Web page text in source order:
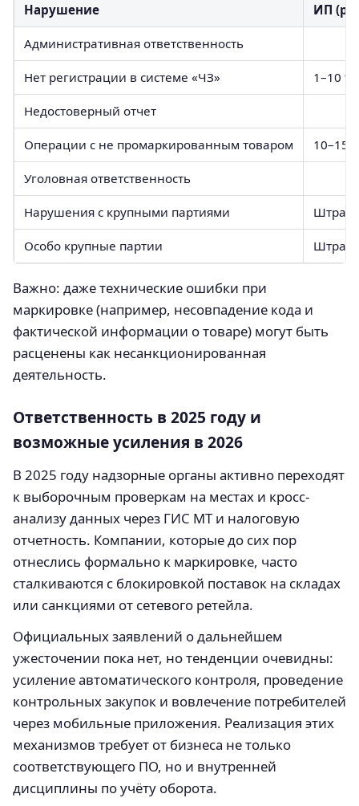
Нарушение ИП
Административная ответственность
Нет регистрации в системе «ЧЗ» 1–10
Недостоверный отчет
Операции с не промаркированным товаром 10–15
Уголовная ответственность
Нарушения с крупными партиями Штраф
Особо крупные партии Штраф
Важно: даже технические ошибки при
маркировке (например, несовпадение кода и
фактической информации о товаре) могут быть
расценены как несанкционированная
деятельность.
Ответственность в 2025 году и
возможные усиления в 2026
В 2025 году надзорные органы активно переходят
к выборочным проверкам на местах и кросс-
анализу данных через ГИС МТ и налоговую
отчетность. Компании, которые до сих пор
отнеслись формально к маркировке, часто
сталкиваются с блокировкой поставок на складах
или санкциями от сетевого ретейла.
Официальных заявлений о дальнейшем
ужесточении пока нет, но тенденции очевидны:
усиление автоматического контроля, проведение
контрольных закупок и вовлечение потребителей
через мобильные приложения. Реализация этих
механизмов требует от бизнеса не только
соответствующего ПО, но и внутренней
дисциплины по учёту оборота.